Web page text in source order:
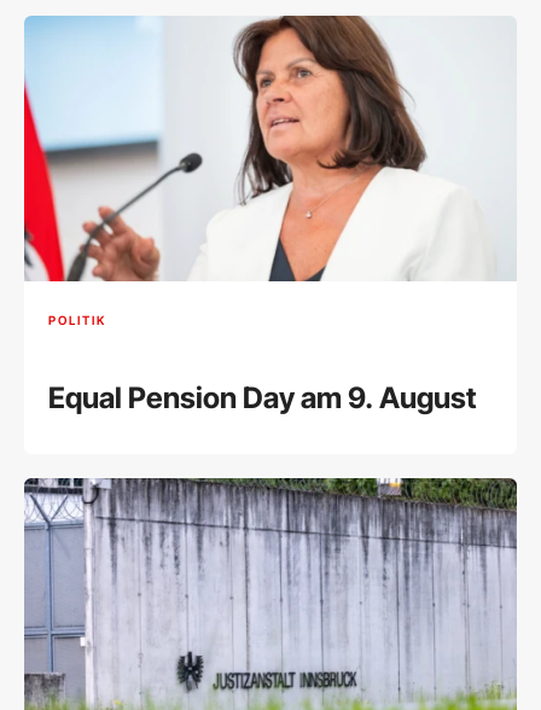
POLITIK
Equal Pension Day am 9. August